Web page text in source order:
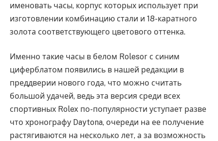
именовать часы, корпус которых использует при
изготовлении комбинацию стали и 18-каратного
золота соответствующего цветового оттенка.
Именно такие часы в белом Rolesor с синим
циферблатом появились в нашей редакции в
преддверии нового года, что можно считать
большой удачей, ведь эта версия среди всех
спортивных Rolex по-популярности уступает разве
что хронографу Daytona, очереди на ее получение
растягиваются на несколько лет, а за возможность